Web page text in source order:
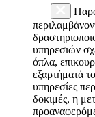
υπηρεσιών
όπλα,
εξαρτήματά
υπηρεσίες
δοκιμές, η